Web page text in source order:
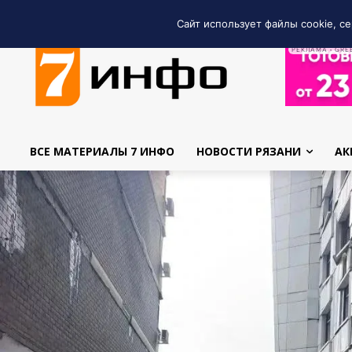
РЕКЛАМА •
ВСЕ МАТЕРИАЛЫ 7 ИНФО НОВОСТИ РЯЗАНИ
Сайт использует файлы cookie,